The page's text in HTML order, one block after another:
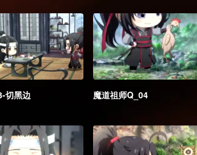
切黑边 魔道祖师Q_04